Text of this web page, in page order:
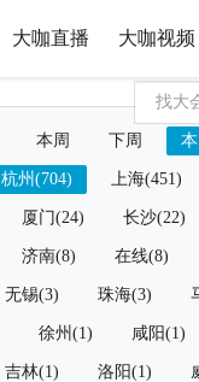
大咖直播 大咖视频
本周 下周
杭州(704) 上海(451)
厦门(24) 长沙(22)
济南(8) 在线(8)
无锡(3) 珠海(3)
徐州(1) 咸阳(1)
吉林(1) 洛阳(1)